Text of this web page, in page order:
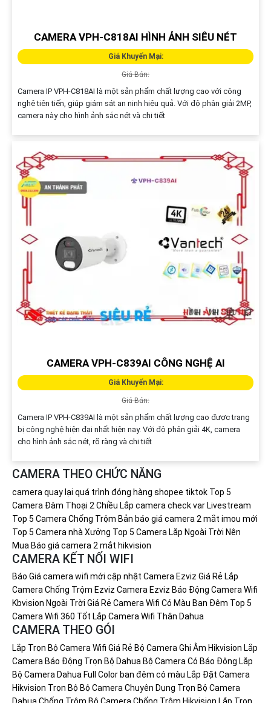
CAMERA VPH-C818AI HÌNH ẢNH SIÊU NÉT
Giá Khuyến Mại:
Giá Bán:
Camera IP VPH-C818AI là một sản phẩm chất lượng cao với công
nghệ tiên tiến, giúp giám sát an ninh hiệu quả. Với độ phân giải 2MP,
camera này cho hình ảnh sắc nét và chi tiết
CAMERA VPH-C839AI CÔNG NGHỆ AI
Giá Khuyến Mại:
Giá Bán:
Camera IP VPH-C839AI là một sản phẩm chất lượng cao được trang
bị công nghệ hiện đại nhất hiện nay. Với độ phân giải 4K, camera
cho hình ảnh sắc nét, rõ ràng và chi tiết
CAMERA THEO CHỨC NĂNG
camera quay lại quá trình đóng hàng shopee tiktok Top 5
Camera Đàm Thoại 2 Chiều Lắp camera check var Livestream
Top 5 Camera Chống Trộm Bản báo giá camera 2 mắt imou mới
Top 5 Camera nhà Xưởng Top 5 Camera Lắp Ngoài Trời Nên
Mua Báo giá camera 2 mắt hikvision
CAMERA KẾT NỐI WIFI
Báo Giá camera wifi mới cập nhật Camera Ezviz Giá Rẻ Lắp
Camera Chống Trộm Ezviz Camera Ezviz Báo Động Camera Wifi
Kbvision Ngoài Trời Giá Rẻ Camera Wifi Có Màu Ban Đêm Top 5
Camera Wifi 360 Tốt Lắp Camera Wifi Thân Dahua
CAMERA THEO GÓI
Lắp Trọn Bộ Camera Wifi Giá Rẻ Bộ Camera Ghi Âm Hikvision Lắp
Camera Báo Động Trọn Bộ Dahua Bộ Camera Có Báo Đông Lắp
Bộ Camera Dahua Full Color ban đêm có màu Lắp Đặt Camera
Hikvision Trọn Bộ Bộ Camera Chuyên Dụng Trọn Bộ Camera